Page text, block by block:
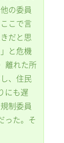
の委員
こで言
だと思
と危機
離れた所
、住民
にも遅
制委員
った。そ